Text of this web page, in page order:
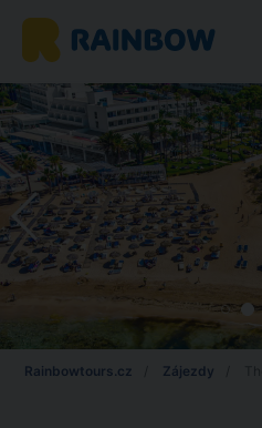
Rainbowtours.cz Zájezdy